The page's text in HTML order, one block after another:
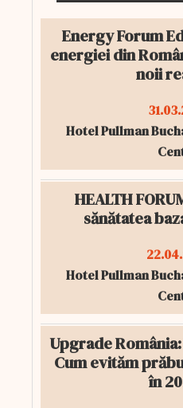
Energy Forum
energiei din
noii
Hotel Pullman
HEALTH
sănătatea
Hotel Pullman
Upgrade
Cum evităm
în